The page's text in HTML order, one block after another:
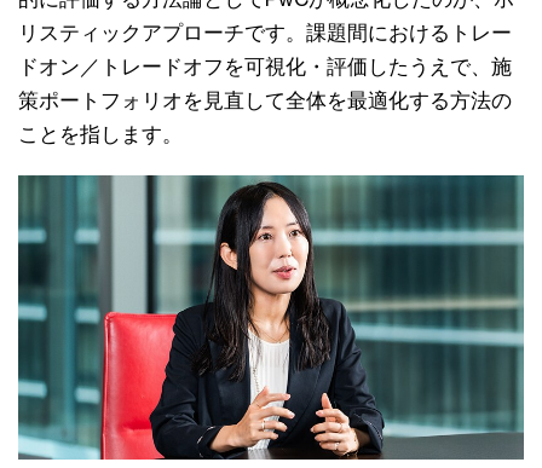
リスティックアプローチです。課題間におけるトレー
ドオン／トレードオフを可視化・評価したうえで、施
策ポートフォリオを見直して全体を最適化する方法の
ことを指します。